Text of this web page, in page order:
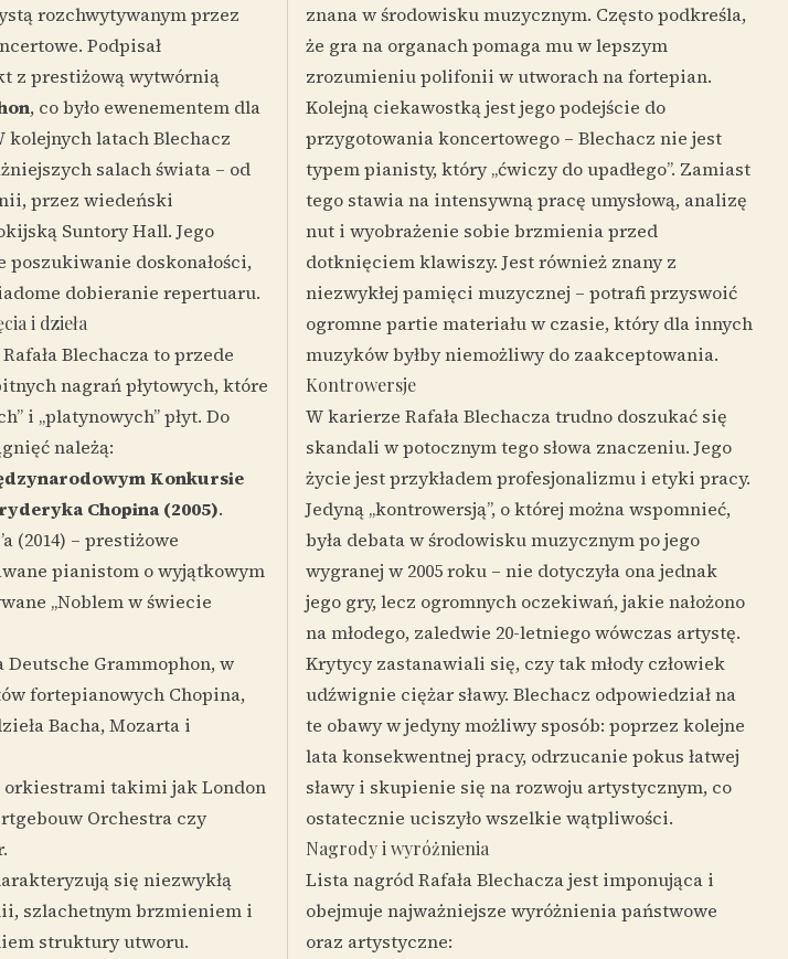
rozchwytywanym przez
Podpisał
z prestiżową wytwórnią
, co było ewenementem dla
kolejnych latach Blechacz
salach świata – od
przez wiedeński
Suntory Hall. Jego
doskonałości,
dobieranie repertuaru.
i dzieła
Blechacza to przede
nagrań płytowych, które
i „platynowych” płyt. Do
należą:
Konkursie
Chopina (2005).
(2014) – prestiżowe
pianistom o wyjątkowym
„Noblem w świecie
Deutsche Grammophon, w
fortepianowych Chopina,
Bacha, Mozarta i
orkiestrami takimi jak London
Orchestra czy
się niezwykłą
szlachetnym brzmieniem i
struktury utworu.
znana w środowisku muzycznym. Często podkreśla,
że gra na organach pomaga mu w lepszym
zrozumieniu polifonii w utworach na fortepian.
Kolejną ciekawostką jest jego podejście do
przygotowania koncertowego – Blechacz nie jest
typem pianisty, który „ćwiczy do upadłego”. Zamiast
tego stawia na intensywną pracę umysłową, analizę
nut i wyobrażenie sobie brzmienia przed
dotknięciem klawiszy. Jest również znany z
niezwykłej pamięci muzycznej – potrafi przyswoić
ogromne partie materiału w czasie, który dla innych
muzyków byłby niemożliwy do zaakceptowania.
Kontrowersje
W karierze Rafała Blechacza trudno doszukać się
skandali w potocznym tego słowa znaczeniu. Jego
życie jest przykładem profesjonalizmu i etyki pracy.
Jedyną „kontrowersją”, o której można wspomnieć,
była debata w środowisku muzycznym po jego
wygranej w 2005 roku – nie dotyczyła ona jednak
jego gry, lecz ogromnych oczekiwań, jakie nałożono
na młodego, zaledwie 20-letniego wówczas artystę.
Krytycy zastanawiali się, czy tak młody człowiek
udźwignie ciężar sławy. Blechacz odpowiedział na
te obawy w jedyny możliwy sposób: poprzez kolejne
lata konsekwentnej pracy, odrzucanie pokus łatwej
sławy i skupienie się na rozwoju artystycznym, co
ostatecznie uciszyło wszelkie wątpliwości.
Nagrody i wyróżnienia
Lista nagród Rafała Blechacza jest imponująca i
obejmuje najważniejsze wyróżnienia państwowe
oraz artystyczne: